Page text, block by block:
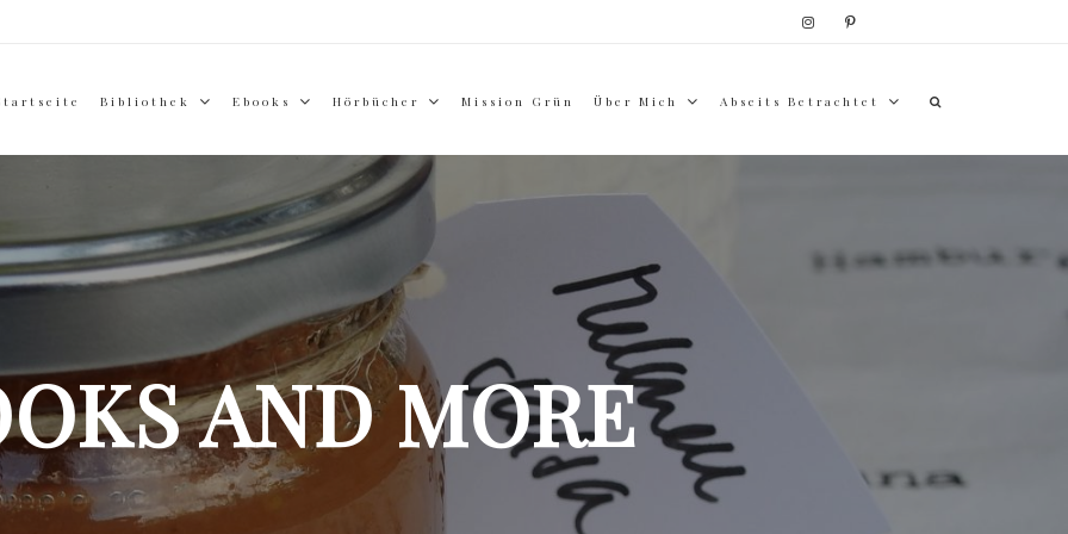
Bibliothek Ebooks Hörbücher Mission Grün Über Mich Abseits Betrachtet
AND MORE